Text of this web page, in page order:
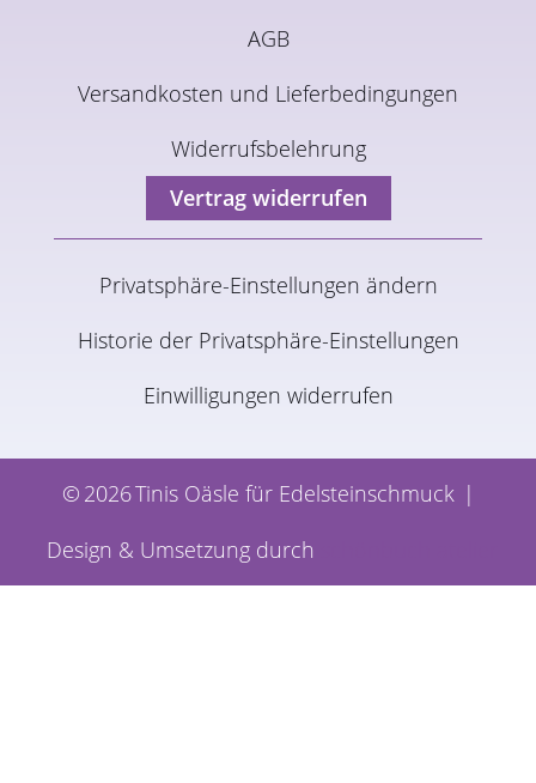
AGB
Versandkosten und Lieferbedingungen
Widerrufsbelehrung
Vertrag widerrufen
Privatsphäre-Einstellungen ändern
Historie der Privatsphäre-Einstellungen
Einwilligungen widerrufen
© 2026Tinis Oäsle für Edelsteinschmuck |
Design & Umsetzung durch